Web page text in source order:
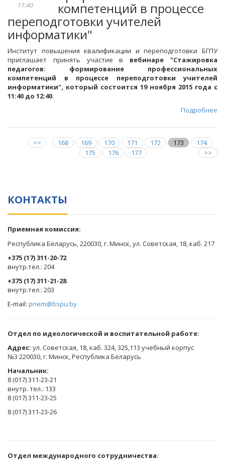
11:40 компетенций в процессе
переподготовки учителей
информатики"
Институт повышения квалификации и переподготовки БГПУ
приглашает принять участие в вебинаре "Стажировка
педагогов: формирование профессиональных
компетенций в процессе переподготовки учителей
информатики", который состоится 19 ноября 2015 года с
11:40 до 12:40.
Подробнее
<< 168 169 170 171 172 173
174
175
176 177 >>
КОНТАКТЫ
Приемная комиссия:
Республика Беларусь, 220030, г. Минск, ул. Советская, 18, каб. 217
+375 (17) 311-20-72
​внутр.тел.: 204
+375 (17) 311-21-28
​внутр.тел.: 203
E-mail: priem@bspu.by
Отдел по идеологической и воспитательной работе:
Адрес: ул. Советская, 18, каб. 324, 325,113 учебный корпус
№3 220030, г. Минск, Республика Беларусь
Начальник:
8 (017) 311-23-21
внутр. тел.: 133
8 (017) 311-23-25
8 (017) 311-23-26
Отдел международного сотрудничества: